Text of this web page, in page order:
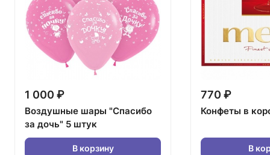
1 000 ₽
Воздушные шары "Спасибо
за дочь" 5 штук
В корзину
770 ₽
Конфеты в
В